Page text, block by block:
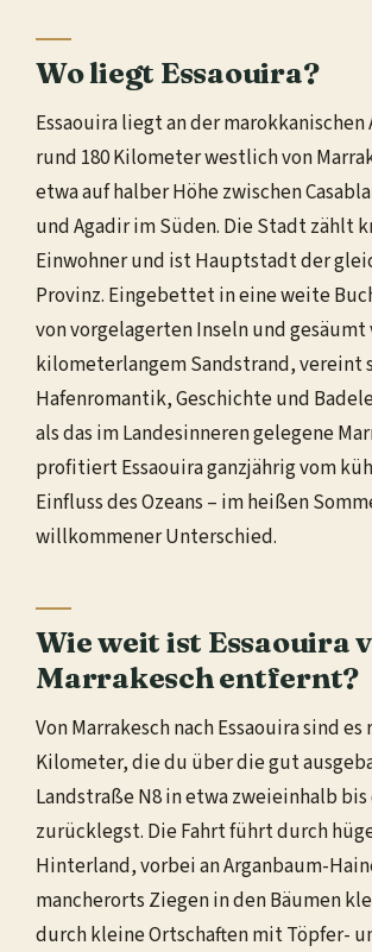
Wo liegt Essaouira?
Essaouira liegt an der
rund 180 Kilometer westlich von
etwa auf halber Höhe zwischen
und Agadir im Süden. Die Stadt zählt
Einwohner und ist Hauptstadt der
Provinz. Eingebettet in eine weite
von vorgelagerten Inseln und gesäumt
kilometerlangem Sandstrand, vereint
Hafenromantik, Geschichte und
als das im Landesinneren gelegene
profitiert Essaouira ganzjährig vom
Einfluss des Ozeans – im heißen
willkommener Unterschied.
Wie weit ist Essaouira
Marrakesch entfernt?
Von Marrakesch nach Essaouira sind es
Kilometer, die du über die gut
Landstraße N8 in etwa zweieinhalb
zurücklegst. Die Fahrt führt durch
Hinterland, vorbei an Arganbaum-
mancherorts Ziegen in den Bäumen
durch kleine Ortschaften mit Töpfer-